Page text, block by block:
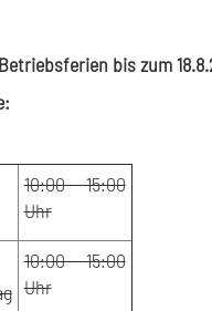
bis zum
10:00 - 15:00
Uhr
10:00 - 15:00
Uhr